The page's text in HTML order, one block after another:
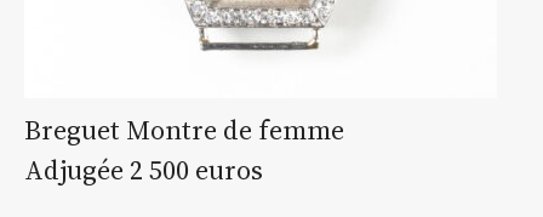
Breguet Montre de femme
Adjugée 2 500 euros